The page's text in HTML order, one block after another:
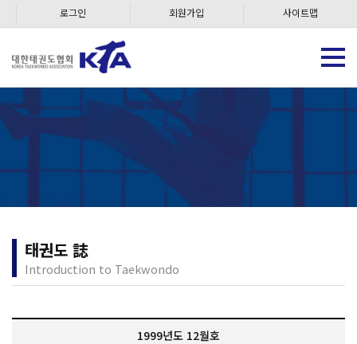
로그인 회원가입 사이트맵
태권도 誌
Introduction to Taekwondo
1999년도 12월호